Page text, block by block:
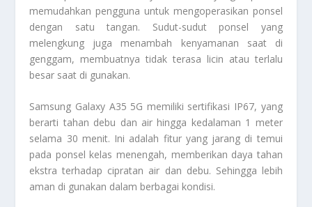
memudahkan pengguna untuk mengoperasikan ponsel
dengan satu tangan. Sudut-sudut ponsel yang
melengkung juga menambah kenyamanan saat di
genggam, membuatnya tidak terasa licin atau terlalu
besar saat di gunakan.
Samsung Galaxy A35 5G memiliki sertifikasi IP67, yang
berarti tahan debu dan air hingga kedalaman 1 meter
selama 30 menit. Ini adalah fitur yang jarang di temui
pada ponsel kelas menengah, memberikan daya tahan
ekstra terhadap cipratan air dan debu. Sehingga lebih
aman di gunakan dalam berbagai kondisi.